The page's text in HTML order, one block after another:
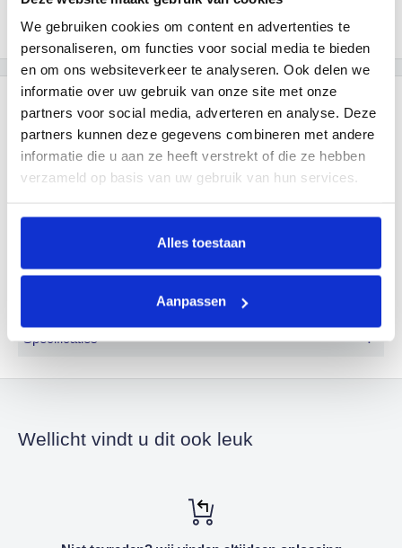
We gebruiken cookies om content en advertenties te
personaliseren, om functies voor social media te bieden
en om ons websiteverkeer te analyseren. Ook delen we
informatie over uw gebruik van onze site met onze
partners voor social media, adverteren en analyse. Deze
partners kunnen deze gegevens combineren met andere
informatie die u aan ze heeft verstrekt of die ze hebben
verzameld op basis van uw gebruik van hun services.
Alles toestaan
Aanpassen
Beschrijving
Productinformatie
Met deze bevestiging kan het koord van een Musea
Afzetpaal aan de muur worden bevestigd om een meer
grondige afsluiting te creëren.
Specificaties +
Wellicht vindt u dit ook leuk